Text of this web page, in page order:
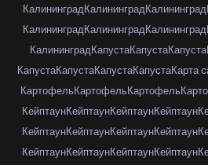
КалининградКалининградКалининград
КалининградКалининградКалининград
КалининградКапустаКапустаКапуста
КапустаКапустаКапустаКапустаКарта
КартофельКартофельКартофель
КейптаунКейптаунКейптаунКейптаун
КейптаунКейптаунКейптаунКейптаун
КейптаунКейптаунКейптаунКейптаун